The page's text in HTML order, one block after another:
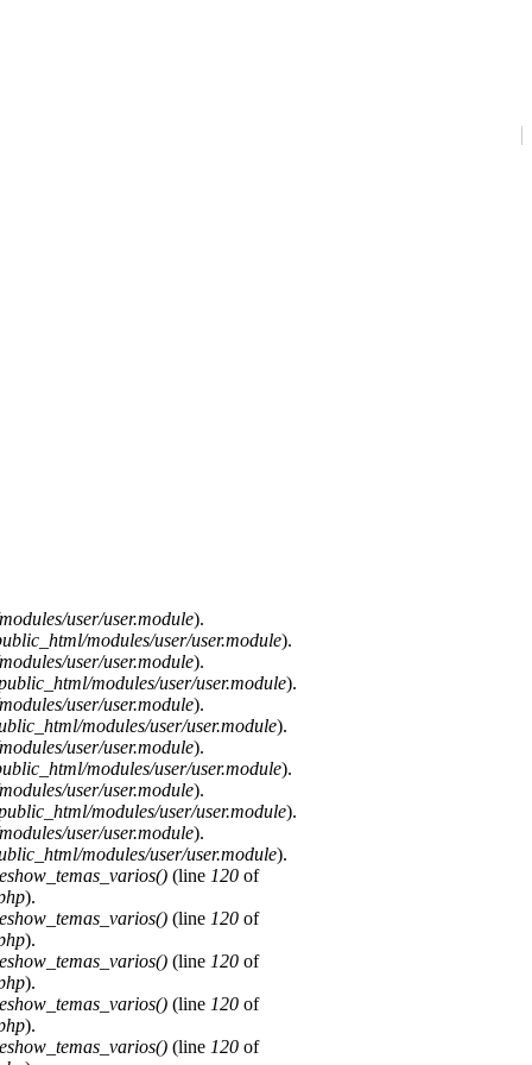
user/user.module).
modules/user/user.module).
user/user.module).
modules/user/user.module).
user/user.module).
modules/user/user.module).
user/user.module).
modules/user/user.module).
user/user.module).
modules/user/user.module).
user/user.module).
modules/user/user.module).
(line 120of
).
(line 120of
).
(line 120of
).
(line 120of
).
(line 120of